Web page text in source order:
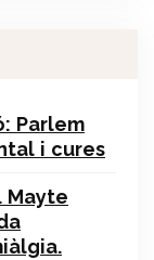
Parlem
i cures
Mayte